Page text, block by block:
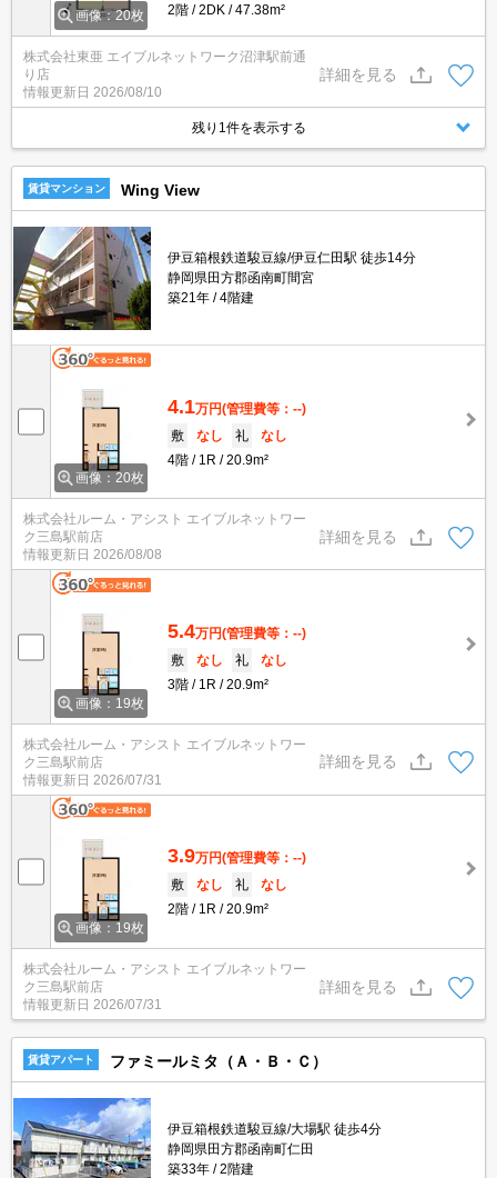
画像：20枚
2階
2DK 47.38m²
株式会社東亜 エイブルネットワーク沼津駅前通
り店
情報更新日 2026/08/10
詳細を見る
残り1件を表示する
賃貸マンション Wing View
伊豆箱根鉄道駿豆線/伊豆仁田駅 徒歩14分
静岡県田方郡函南町間宮
築21年
4階建
画像：20枚
4.1万円(管理費等：--)
敷
なし 礼
なし
4階
1R 20.9m²
株式会社ルーム・アシスト エイブルネットワー
ク三島駅前店
情報更新日 2026/08/08
詳細を見る
画像：19枚
5.4万円(管理費等：--)
敷
なし 礼
なし
3階
1R 20.9m²
株式会社ルーム・アシスト エイブルネットワー
ク三島駅前店
情報更新日 2026/07/31
詳細を見る
画像：19枚
3.9万円(管理費等：--)
敷
なし 礼
なし
2階
1R 20.9m²
株式会社ルーム・アシスト エイブルネットワー
ク三島駅前店
情報更新日 2026/07/31
詳細を見る
賃貸アパート ファミールミタ（Ａ・Ｂ・Ｃ）
伊豆箱根鉄道駿豆線/大場駅 徒歩4分
静岡県田方郡函南町仁田
築33年
2階建